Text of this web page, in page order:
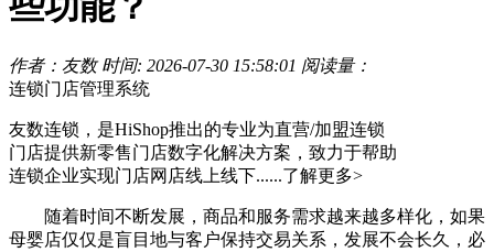
作者：友数 时间: 2026-07-30 15:58:01 阅读量：
连锁门店管理系统
友数连锁，是HiShop推出的专业为直营/加盟连锁
门店提供新零售门店数字化解决方案，致力于帮助
连锁企业实现门店网店线上线下......了解更多>
随着时间不断发展，商品和服务需求越来越多样化，如果
母婴店仅仅是盲目地与客户保持交易关系，发展不会长久，必